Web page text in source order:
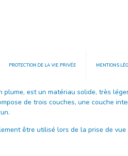
PROTECTION DE LA VIE PRIVÉE MENTIONS
plume, est un matériau solide, très
de trois couches, une couche
être utilisé lors de la prise de